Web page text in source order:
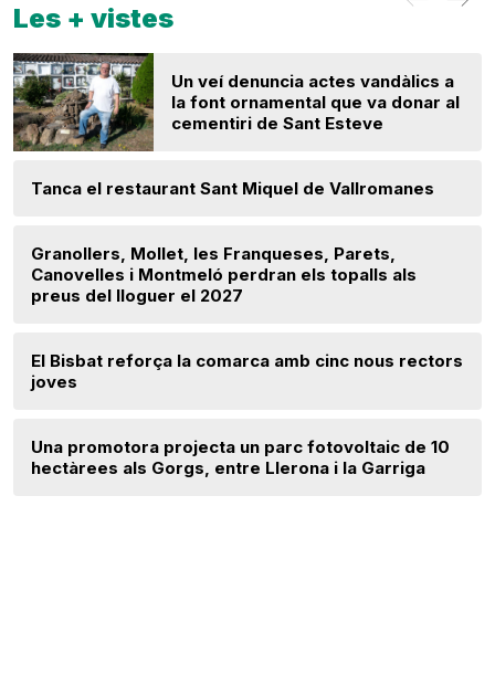
Les + vistes
Un veí denuncia actes vandàlics a
la font ornamental que va donar al
cementiri de Sant Esteve
Tanca el restaurant Sant Miquel de Vallromanes
Granollers, Mollet, les Franqueses, Parets,
Canovelles i Montmeló perdran els topalls als
preus del lloguer el 2027
El Bisbat reforça la comarca amb cinc nous rectors
joves
Una promotora projecta un parc fotovoltaic de 10
hectàrees als Gorgs, entre Llerona i la Garriga